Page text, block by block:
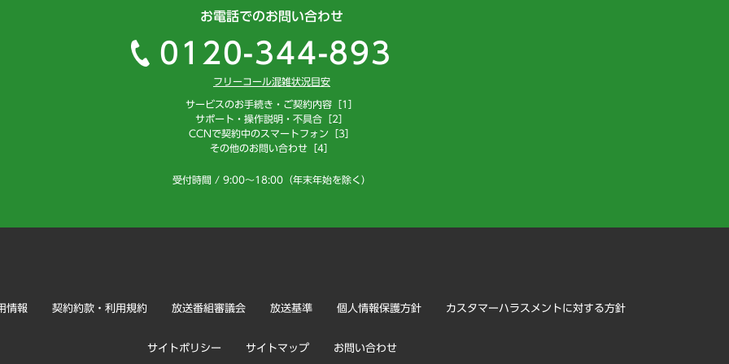
お電話でのお問い合わせ
0120-344-893
フリーコール混雑状況目安
サービスのお手続き・ご契約内容［1］
サポート・操作説明・不具合［2］
CCNで契約中のスマートフォン［3］
その他のお問い合わせ［4］
受付時間 / 9:00～18:00（年末年始を除く）
情報 契約約款・利用規約 放送番組審議会 放送基準 個人情報保護方針 カスタマーハラスメントに対する方針
サイトポリシー サイトマップ お問い合わせ